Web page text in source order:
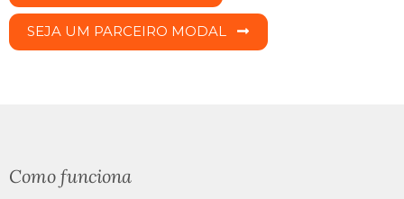
SEJA UM PARCEIRO MODAL
Como funciona